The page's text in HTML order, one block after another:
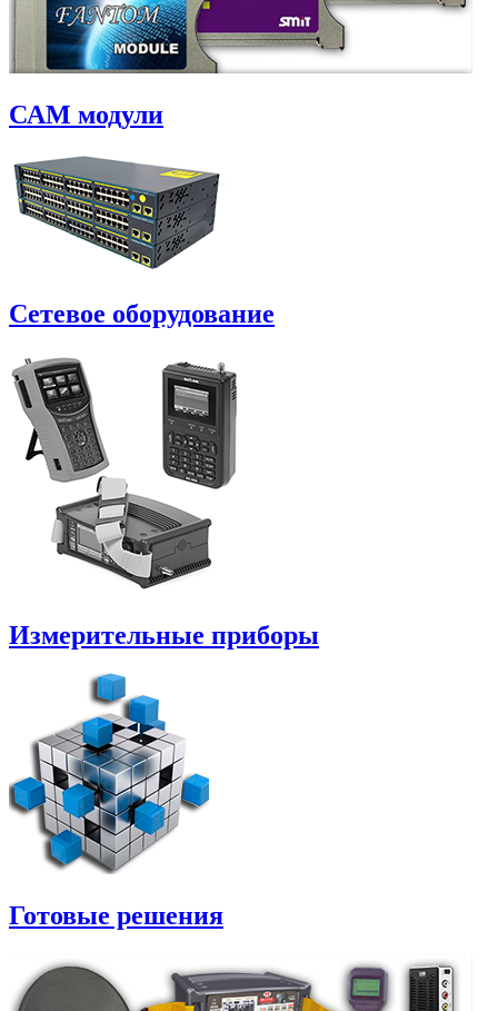
САM модули
Сетевое оборудование
Измерительные приборы
Готовые решения